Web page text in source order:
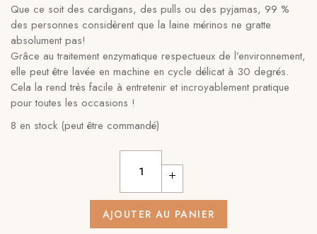
Que ce soit des cardigans, des pulls ou des pyjamas, 99 %
des personnes considèrent que la laine mérinos ne gratte
absolument pas!
Grâce au traitement enzymatique respectueux de l’environnement,
elle peut être lavée en machine en cycle délicat à 30 degrés.
Cela la rend très facile à entretenir et incroyablement pratique
pour toutes les occasions !
8 en stock (peut être commandé)
AJOUTER AU PANIER